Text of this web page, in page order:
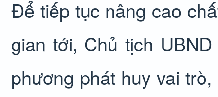
Để tiếp tục nâng cao
gian tới, Chủ tịch
phương phát huy vai